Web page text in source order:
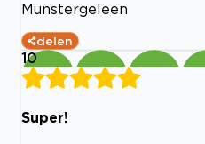
Munstergeleen
delen
10
Super!